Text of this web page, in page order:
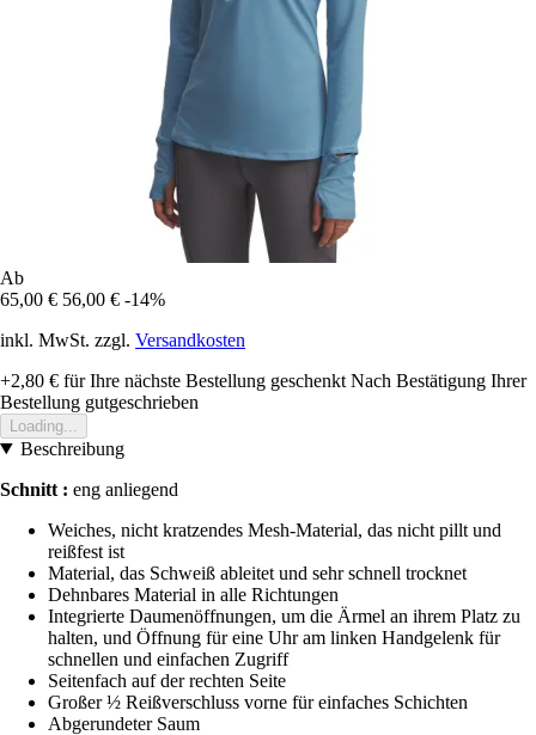
Ab
65,00 € 56,00 € -14%
inkl. MwSt. zzgl. Versandkosten
+2,80 € für Ihre nächste Bestellung geschenkt Nach Bestätigung Ihrer
Bestellung gutgeschrieben
Loading...
Beschreibung
Schnitt : eng anliegend
Weiches, nicht kratzendes Mesh-Material, das nicht pillt und
reißfest ist
Material, das Schweiß ableitet und sehr schnell trocknet
Dehnbares Material in alle Richtungen
Integrierte Daumenöffnungen, um die Ärmel an ihrem Platz zu
halten, und Öffnung für eine Uhr am linken Handgelenk für
schnellen und einfachen Zugriff
Seitenfach auf der rechten Seite
Großer ½ Reißverschluss vorne für einfaches Schichten
Abgerundeter Saum